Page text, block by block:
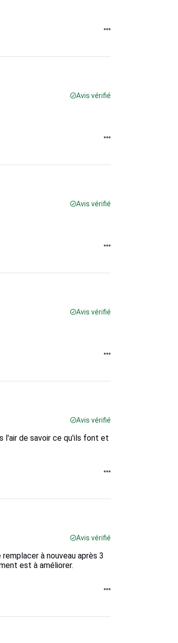
Avis vérifié
Avis vérifié
Avis vérifié
Avis vérifié
l'air de savoir ce qu'ils font et
Avis vérifié
à nouveau après 3
est à améliorer.